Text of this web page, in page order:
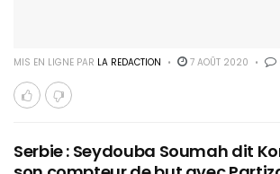
MIS EN LIGNE PAR LA REDACTION 7 AOÛT 2020
Serbie : Seydouba Soumah dit